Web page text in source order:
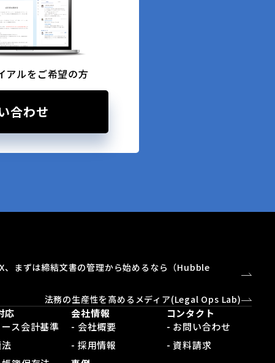
アルをご希望の方
合わせ
、まずは締結文書の管理から始めるなら（Hubble
法務の生産性を高めるメディア(Legal Ops Lab)
応
ス会計基準
会社情報
- 会社概要
- 採用情報
コンタクト
- お問い合わせ
- 資料請求